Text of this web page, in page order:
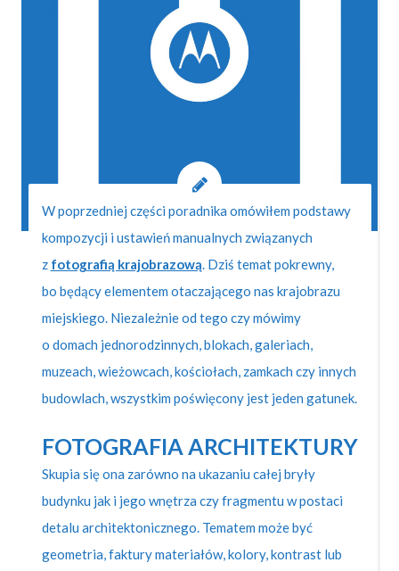
W poprzedniej części poradnika omówiłem podstawy
kompozycji i ustawień manualnych związanych
z fotografią krajobrazową. Dziś temat pokrewny,
bo będący elementem otaczającego nas krajobrazu
miejskiego. Niezależnie od tego czy mówimy
o domach jednorodzinnych, blokach, galeriach,
muzeach, wieżowcach, kościołach, zamkach czy innych
budowlach, wszystkim poświęcony jest jeden gatunek.
FOTOGRAFIA ARCHITEKTURY
Skupia się ona zarówno na ukazaniu całej bryły
budynku jak i jego wnętrza czy fragmentu w postaci
detalu architektonicznego. Tematem może być
geometria, faktury materiałów, kolory, kontrast lub